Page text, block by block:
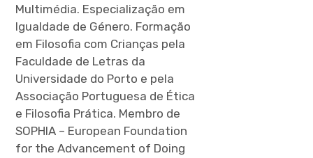
Multimédia. Especialização em
Igualdade de Género. Formação
em Filosofia com Crianças pela
Faculdade de Letras da
Universidade do Porto e pela
Associação Portuguesa de Ética
e Filosofia Prática. Membro de
SOPHIA – European Foundation
for the Advancement of Doing